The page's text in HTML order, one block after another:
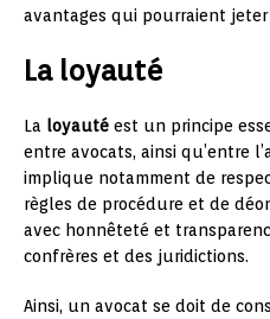
avantages qui pourraient
La loyauté
La loyauté est un principe
entre avocats, ainsi qu’entre
implique notamment de
règles de procédure et de
avec honnêteté et
confrères et des juridictions.
Ainsi, un avocat se doit de